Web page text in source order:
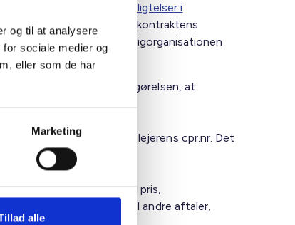
og til at analysere
sociale medier og
eller som de har
Marketing
alle
opgaver og forpligtelser i
m.v. forud for kontraktens
og elleverandør, kan boligorganisationen
systemansvarsbekendtgørelsen, at
og videreformidle lejerens cpr.nr. Det
angår fast pris/variabel pris,
ufordelagtige i forhold til andre aftaler,